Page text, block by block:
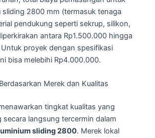
sliding 2800 mm (termasuk tenaga
pendukung seperti sekrup, silikon,
antara Rp1.500.000 hingga
proyek dengan spesifikasi
bisa melebihi Rp4.000.000.
Merek dan Kualitas
tingkat kualitas yang
secara langsung tercermin dalam
sliding 2800. Merek lokal